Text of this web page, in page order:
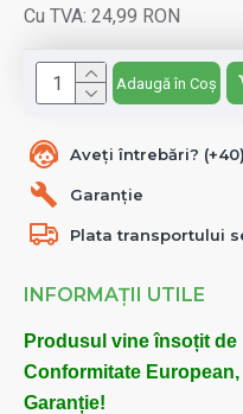
Aveți întrebări?
Garanție
Plata transportului
INFORMAȚII UTILE
Produsul vine însoțit
Conformitate
Garanție!
Cu TVA: 24,99 RON
Adaugă în Coș